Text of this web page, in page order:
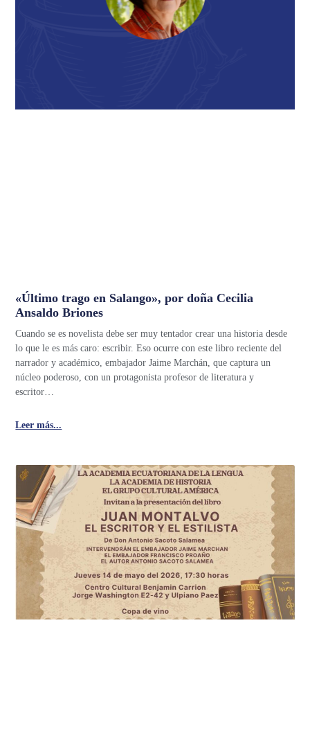
«Último trago en Salango», por doña Cecilia
Ansaldo Briones
Cuando se es novelista debe ser muy tentador crear una historia desde
lo que le es más caro: escribir. Eso ocurre con este libro reciente del
narrador y académico, embajador Jaime Marchán, que captura un
núcleo poderoso, con un protagonista profesor de literatura y
escritor…
Leer más...